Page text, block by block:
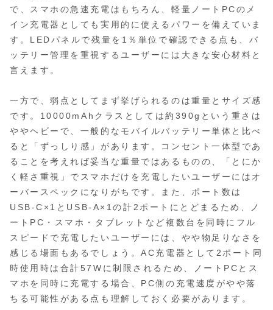
で、スマホの急速充電はもちろん、軽量ノートPCのメ
イン充電器としても実用的に使えるパワーを備えていま
す。LEDパネルで残量を1％単位で確認できる点も、バ
ッテリー管理を重視するユーザーには大きな安心材料と
言えます。
一方で、弱点としてまず挙げられるのは重量とサイズ感
です。10000mAhクラスとしては約390gという重さは
ややヘビーで、一般的なモバイルバッテリー単体と比べ
ると「ずっしり感」があります。コンセント一体型であ
ることを考えれば妥当な重量ではあるものの、「とにか
く軽さ重視」でスマホだけを充電したいユーザーにはオ
ーバースペックになりがちです。また、ポート数は
USB-C×1とUSB-A×1の計2ポートにとどまるため、ノ
ートPC・スマホ・タブレットなど複数台を同時にフル
スピードで充電したいユーザーには、やや物足りなさを
感じる場面もあるでしょう。AC充電器として2ポート同
時使用時は合計57Wに制限されるため、ノートPCとス
マホを同時に充電する場合、PC側の充電速度がやや落
ちる可能性がある点も理解しておく必要があります。